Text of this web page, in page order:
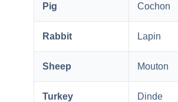
Pig Cochon
Rabbit Lapin
Sheep Mouton
Turkey Dinde